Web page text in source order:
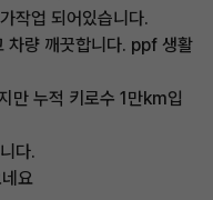
작업 되어있습니다.
차량 깨끗합니다. ppf 생활
만 누적 키로수 1만km입
다.
요